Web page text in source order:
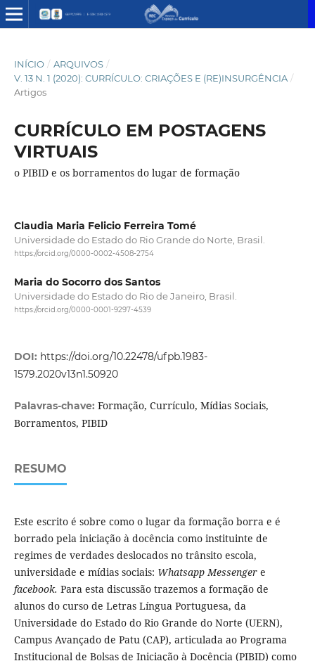
INÍCIO / ARQUIVOS /
V. 13 N. 1 (2020): CURRÍCULO: CRIAÇÕES E (RE)INSURGÊNCIA /
Artigos
CURRÍCULO EM POSTAGENS
VIRTUAIS
o PIBID e os borramentos do lugar de formação
Claudia Maria Felicio Ferreira Tomé
Universidade do Estado do Rio Grande do Norte, Brasil.
https://orcid.org/0000-0002-4508-2754
Maria do Socorro dos Santos
Universidade do Estado do Rio de Janeiro, Brasil.
https://orcid.org/0000-0001-9297-4539
DOI: https://doi.org/10.22478/ufpb.1983-
1579.2020v13n1.50920
Palavras-chave: Formação, Currículo, Mídias Sociais,
Borramentos, PIBID
RESUMO
Este escrito é sobre como o lugar da formação borra e é
borrado pela iniciação à docência como instituinte de
regimes de verdades deslocados no trânsito escola,
universidade e mídias sociais: Whatsapp Messengere
facebook. Para esta discussão trazemos a formação de
alunos do curso de Letras Língua Portuguesa, da
Universidade do Estado do Rio Grande do Norte (UERN),
Campus Avançado de Patu (CAP), articulada ao Programa
Institucional de Bolsas de Iniciação à Docência (PIBID) como